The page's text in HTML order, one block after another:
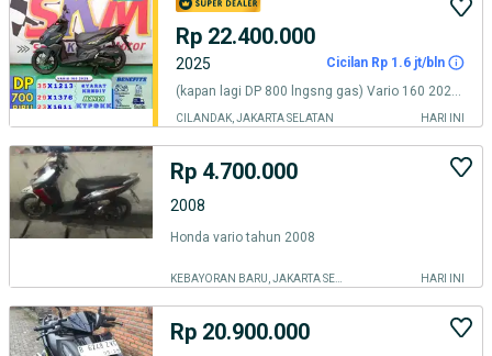
Rp 22.400.000
2025
Cicilan Rp 1.6 jt/bln
(kapan lagi DP 800 lngsng gas) Vario 160 2025 cash credt
CILANDAK, JAKARTA SELATAN HARI INI
Rp 4.700.000
2008
Honda vario tahun 2008
HARI INI
Rp 20.900.000